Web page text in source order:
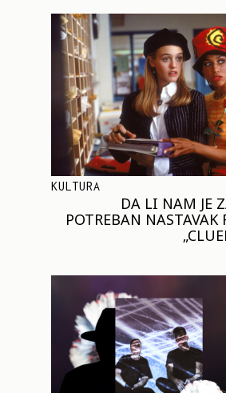
KULTURA
DA LI NAM JE
POTREBAN NASTAVAK